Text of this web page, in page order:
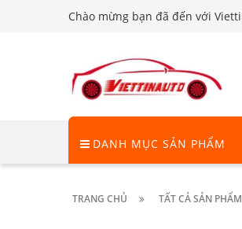
Chào mừng bạn đã đến với
DANH MỤC SẢN PHẨM
TRANG CHỦ TẤT CẢ SẢN PHẨM